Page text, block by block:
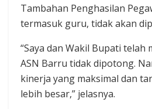
Tambahan Penghasilan
termasuk guru, tidak akan
“Saya dan Wakil Bupati telah
ASN Barru tidak dipotong.
kinerja yang maksimal dan
lebih besar,” jelasnya.